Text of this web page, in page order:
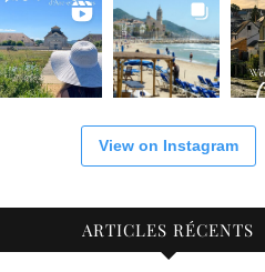
View on Instagram
ARTICLES RÉCENTS